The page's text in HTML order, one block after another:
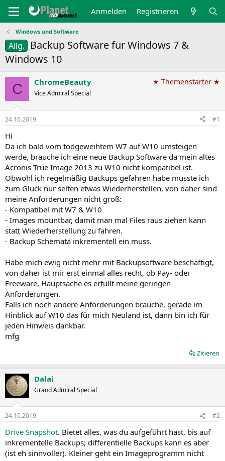
Anmelden Registrieren
Windows und Software
Allg.
Backup Software für Windows 7 &
Windows 10
C ChromeBeauty
Vice Admiral Special
★ Themenstarter ★
24.10.2019 #1
Hi
Da ich bald vom todgeweihtem W7 auf W10 umsteigen
werde, brauche ich eine neue Backup Software da mein altes
Acronis True Image 2013 zu W10 nicht kompatibel ist.
Obwohl ich regelmäßig Backups gefahren habe musste ich
zum Glück nur selten etwas Wiederherstellen, von daher sind
meine Anforderungen nicht groß:
- Kompatibel mit W7 & W10
- Images mountbar, damit man mal Files raus ziehen kann
statt Wiederherstellung zu fahren.
- Backup Schemata inkrementell ein muss.
Habe mich ewig nicht mehr mit Backupsoftware beschäftigt,
von daher ist mir erst einmal alles recht, ob Pay- oder
Freeware, Hauptsache es erfüllt meine geringen
Anforderungen.
Falls ich noch andere Anforderungen brauche, gerade im
Hinblick auf W10 das für mich Neuland ist, dann bin ich für
jeden Hinweis dankbar.
mfg
Zitieren
Dalai
Grand Admiral Special
24.10.2019 #2
Drive Snapshot. Bietet alles, was du aufgeführt hast, bis auf
inkrementelle Backups; differentielle Backups kann es aber
(ist eh sinnvoller). Kleiner geht ein Imageprogramm nicht